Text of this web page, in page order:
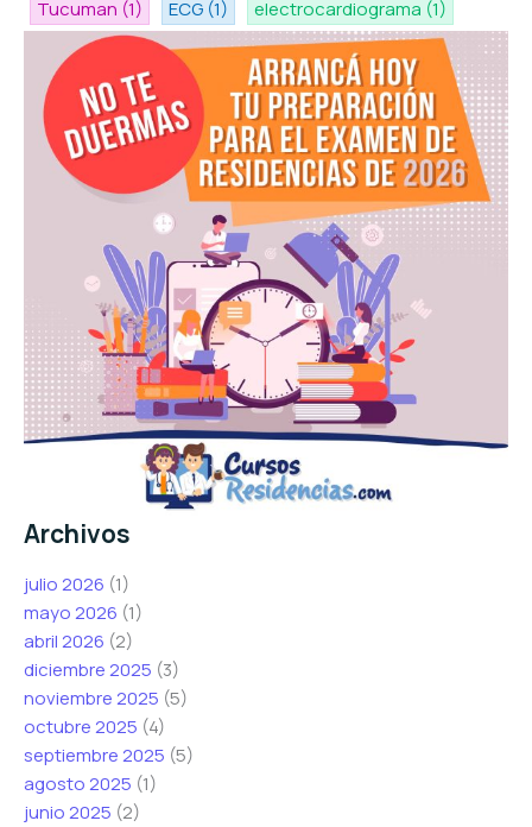
Tucuman (1) ECG (1) electrocardiograma (1)
Archivos
julio 2026 (1)
mayo 2026 (1)
abril 2026 (2)
diciembre 2025 (3)
noviembre 2025 (5)
octubre 2025 (4)
septiembre 2025 (5)
agosto 2025 (1)
junio 2025 (2)